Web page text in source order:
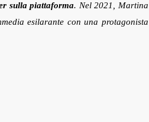
sulla piattaforma
esilarante con una protagonista